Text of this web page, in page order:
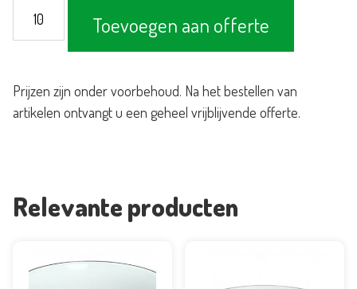
Cosmos
Toevoegen aan offerte
Prijzen zijn onder voorbehoud. Na het bestellen van
artikelen ontvangt u een geheel vrijblijvende offerte.
Relevante producten